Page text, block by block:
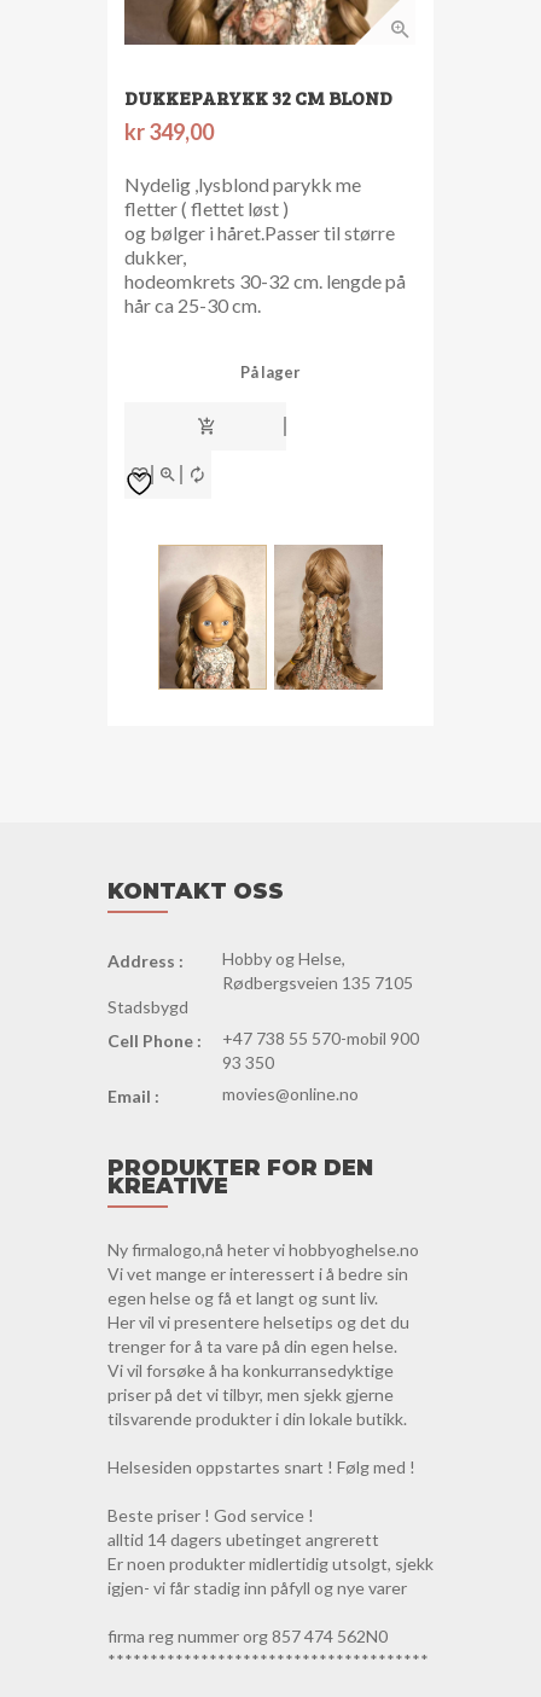
DUKKEPARYKK 32 CM BLOND
kr349,00
Nydelig ,lysblond parykk me
fletter ( flettet løst )
og bølger i håret.Passer til større
dukker,
hodeomkrets 30-32 cm. lengde på
hår ca 25-30 cm.
På lager
dukkeparykk
32
antall
KONTAKT OSS
Address :
Hobby og Helse,
Rødbergsveien 135 7105
Stadsbygd
Cell Phone :
+47 738 55 570-mobil 900
93 350
Email :
movies@online.no
PRODUKTER FOR DEN
KREATIVE
Ny firmalogo,nå heter vi hobbyoghelse.no
Vi vet mange er interessert i å bedre sin
egen helse og få et langt og sunt liv.
Her vil vi presentere helsetips og det du
trenger for å ta vare på din egen helse.
Vi vil forsøke å ha konkurransedyktige
priser på det vi tilbyr, men sjekk gjerne
tilsvarende produkter i din lokale butikk.
Helsesiden oppstartes snart ! Følg med !
Beste priser ! God service !
alltid 14 dagers ubetinget angrerett
Er noen produkter midlertidig utsolgt, sjekk
igjen- vi får stadig inn påfyll og nye varer
firma reg nummer org 857 474 562N0
**************************************